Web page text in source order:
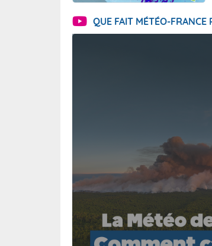
QUE FAIT MÉTÉO-FRANCE